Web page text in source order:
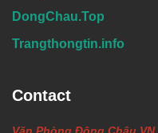
DongChau.Top
Trangthongtin.info
Contact